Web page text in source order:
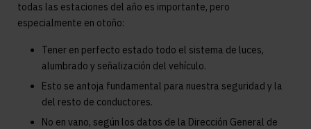
todas las estaciones del año es importante, pero
especialmente en otoño:
Tener en perfecto estado todo el sistema de luces,
alumbrado y señalización del vehículo.
Esto se antoja fundamental para nuestra seguridad y la
del resto de conductores.
No en vano, según los datos de la Dirección General de